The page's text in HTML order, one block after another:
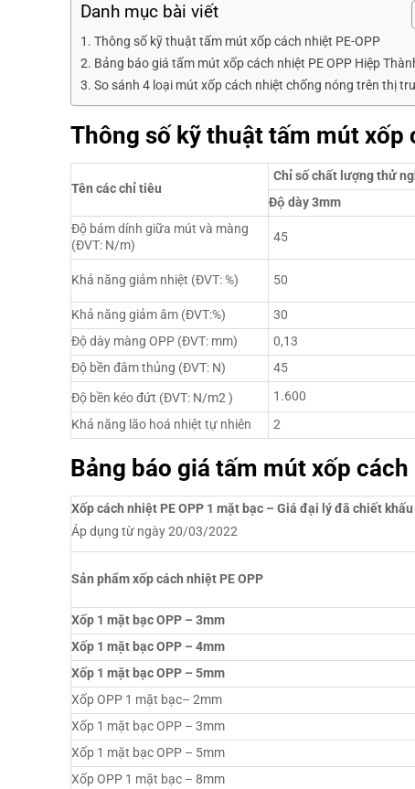
Danh mục bài viết
Thông số kỹ thuật tấm mút xốp cách nhiệt PE-OPP
Bảng báo giá tấm mút xốp cách nhiệt PE OPP Hiệp
So sánh 4 loại mút xốp cách nhiệt chống nóng trên thị
Thông số kỹ thuật tấm mút xốp
Tên các chỉ tiêu
Chỉ số chất lượng thử
Độ dày 3mm
Độ bám dính giữa mút và màng
(ĐVT: N/m)
45
Khả năng giảm nhiệt (ĐVT: %) 50
Khả năng giảm âm (ĐVT:%)
30
Độ dày màng OPP (ĐVT: mm)
0,13
Độ bền đâm thủng (ĐVT: N)
45
Độ bền kéo đứt (ĐVT: N/m2) 1.600
Khả năng lão hoá nhiệt tự nhiên
2
Bảng báo giá tấm mút xốp cách
Xốp cách nhiệt PE OPP 1 mặt bạc – Giá đại lý đã chiết khấu
Áp dụng từ ngày 20/03/2022
Sản phẩm xốp cách nhiệt PE OPP
Xốp 1 mặt bạc OPP – 3mm
Xốp 1 mặt bạc OPP – 4mm
Xốp 1 mặt bạc OPP – 5mm
Xốp OPP 1 mặt bạc– 2mm
Xốp 1 mặt bạc OPP – 3mm
Xốp 1 mặt bạc OPP – 5mm
Xốp OPP 1 mặt bạc – 8mm